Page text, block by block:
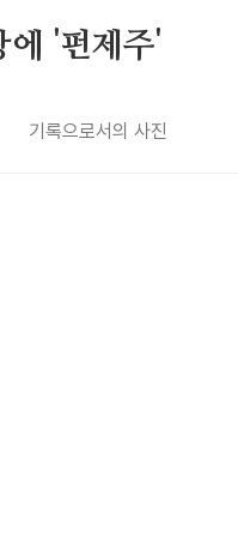
에 '펀제주'
기록으로서의 사진